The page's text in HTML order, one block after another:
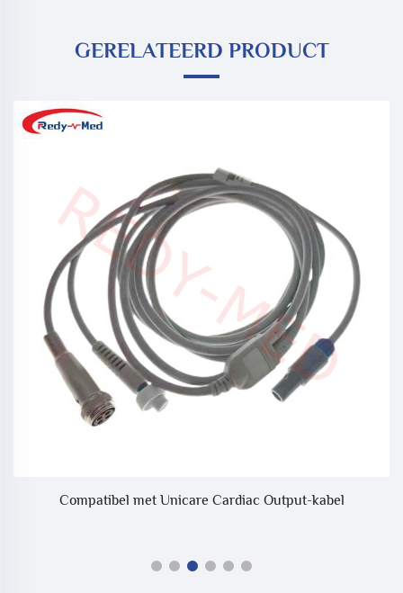
GERELATEERD PRODUCT
Compatibel met Unicare Cardiac Output-kabel